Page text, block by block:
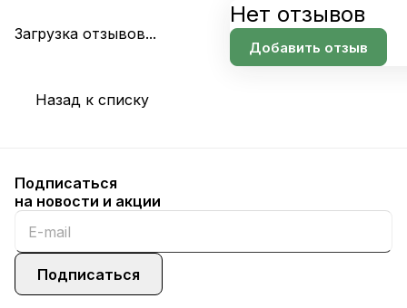
Загрузка отзывов...
Нет отзывов
Добавить отзыв
Назад к списку
Подписаться
на новости и акции
Подписаться